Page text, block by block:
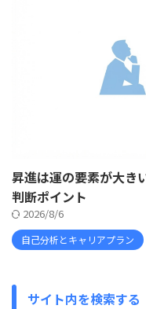
昇進は運の要素が大き
判断ポイント
2026/8/6
自己分析とキャリアプラン
サイト内を検索する